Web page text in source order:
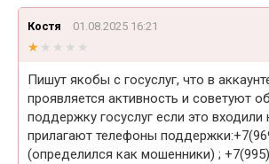
Костя 01.08.2025 16:21
★★★★★
★★★★★
Пишут якобы с госуслуг, что в
проявляется активность и советуют
поддержку госуслуг если это входили
прилагают телефоны
(определился как мошенники) ;